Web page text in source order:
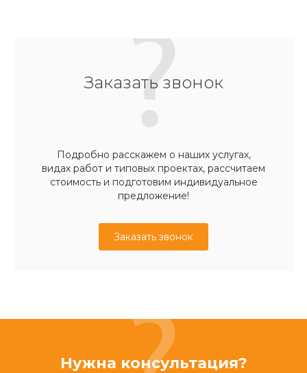
Заказать звонок
Подробно расскажем о наших услугах,
видах работ и типовых проектах, рассчитаем
стоимость и подготовим индивидуальное
предложение!
Заказать звонок
Нужна консультация?